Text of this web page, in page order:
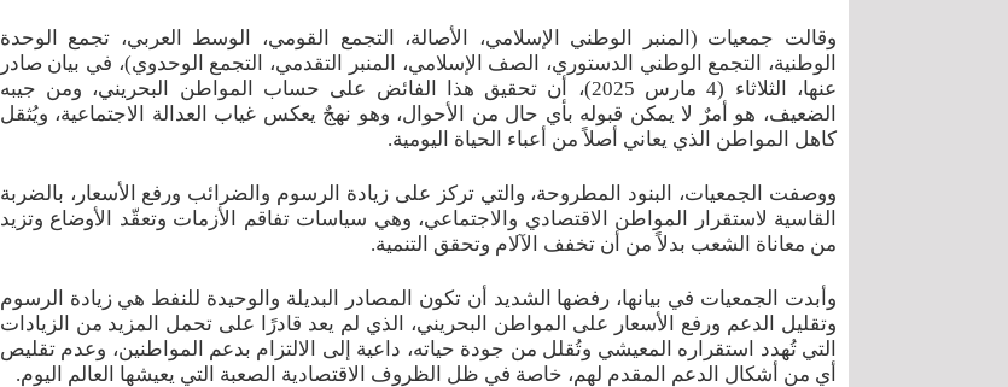
وقالت جمعيات (المنبر الوطني الإسلامي، الأصالة، التجمع القومي، الوسط العربي، تجمع الوحدة
الوطنية، التجمع الوطني الدستوري، الصف الإسلامي، المنبر التقدمي، التجمع الوحدوي)، في بيان صادر
عنها، الثلاثاء (4 مارس 2025)، أن تحقيق هذا الفائض على حساب المواطن البحريني، ومن جيبه
الضعيف، هو أمرٌ لا يمكن قبوله بأي حال من الأحوال، وهو نهجٌ يعكس غياب العدالة الاجتماعية، ويُثقل
كاهل المواطن الذي يعاني أصلاً من أعباء الحياة اليومية.
ووصفت الجمعيات، البنود المطروحة، والتي تركز على زيادة الرسوم والضرائب ورفع الأسعار، بالضربة
القاسية لاستقرار المواطن الاقتصادي والاجتماعي، وهي سياسات تفاقم الأزمات وتعقّد الأوضاع وتزيد
من معاناة الشعب بدلاً من أن تخفف الآلام وتحقق التنمية.
وأبدت الجمعيات في بيانها، رفضها الشديد أن تكون المصادر البديلة والوحيدة للنفط هي زيادة الرسوم
وتقليل الدعم ورفع الأسعار على المواطن البحريني، الذي لم يعد قادرًا على تحمل المزيد من الزيادات
التي تُهدد استقراره المعيشي وتُقلل من جودة حياته، داعية إلى الالتزام بدعم المواطنين، وعدم تقليص
أي من أشكال الدعم المقدم لهم، خاصة في ظل الظروف الاقتصادية الصعبة التي يعيشها العالم اليوم.